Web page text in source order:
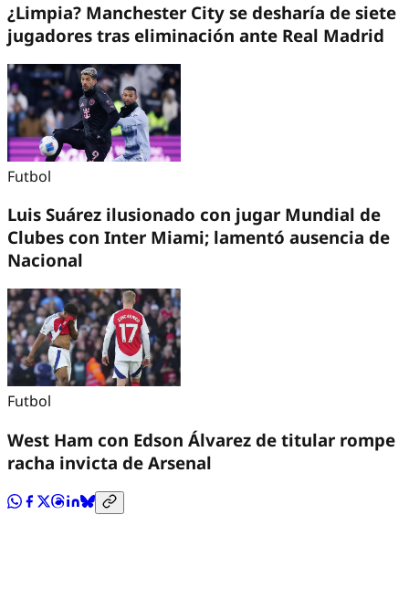
¿Limpia? Manchester City se desharía de siete
jugadores tras eliminación ante Real Madrid
Futbol
Luis Suárez ilusionado con jugar Mundial de
Clubes con Inter Miami; lamentó ausencia de
Nacional
Futbol
West Ham con Edson Álvarez de titular rompe
racha invicta de Arsenal